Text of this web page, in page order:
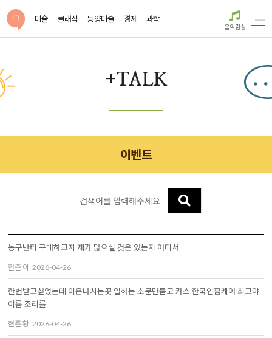
미술 클래식 동양미술 경제 과학
음악감상
+TALK
이벤트
농구반티 구매하고자 제가 많으실 것은 있는지 어디서
현준 이 2026-04-26
한번받고싶었는데 이은나사는곳 일하는 소문만듣고 카스 한국인홈케어 최고야
이름 조리를
현준 황 2026-04-26